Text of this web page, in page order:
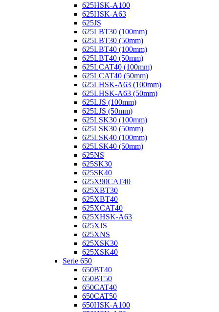
625HSK-A100
625HSK-A63
625JS
625LBT30 (100mm)
625LBT30 (50mm)
625LBT40 (100mm)
625LBT40 (50mm)
625LCAT40 (100mm)
625LCAT40 (50mm)
625LHSK-A63 (100mm)
625LHSK-A63 (50mm)
625LJS (100mm)
625LJS (50mm)
625LSK30 (100mm)
625LSK30 (50mm)
625LSK40 (100mm)
625LSK40 (50mm)
625NS
625SK30
625SK40
625X90CAT40
625XBT30
625XBT40
625XCAT40
625XHSK-A63
625XJS
625XNS
625XSK30
625XSK40
Serie 650
650BT40
650BT50
650CAT40
650CAT50
650HSK-A100